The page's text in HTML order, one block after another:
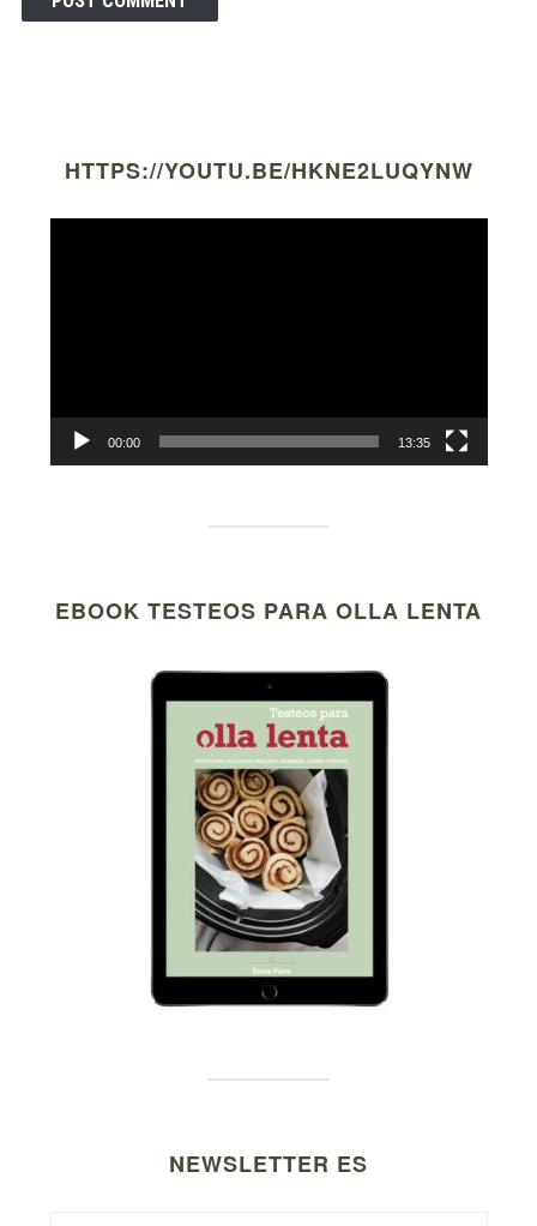
HTTPS://YOUTU.BE/HKNE2LUQYNW
00:00 13:35
EBOOK TESTEOS PARA OLLA LENTA
NEWSLETTER ES